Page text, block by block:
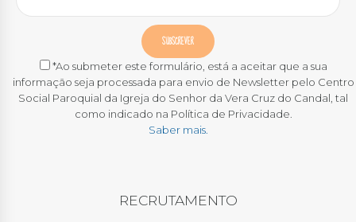
*Ao submeter este formulário, está a aceitar que a sua
informação seja processada para envio de Newsletter pelo Centro
Social Paroquial da Igreja do Senhor da Vera Cruz do Candal, tal
como indicado na Política de Privacidade.
Saber mais.
RECRUTAMENTO